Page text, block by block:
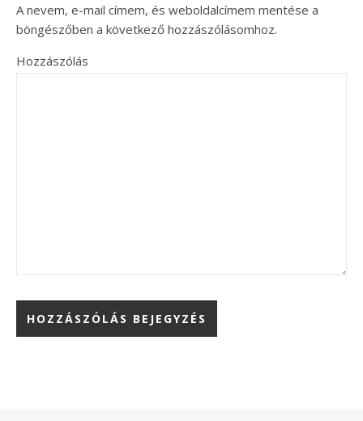
A nevem, e-mail címem, és weboldalcímem mentése a
böngészőben a következő hozzászólásomhoz.
Hozzászólás